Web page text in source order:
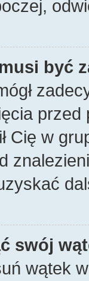
być
Cię w
swój
wątek